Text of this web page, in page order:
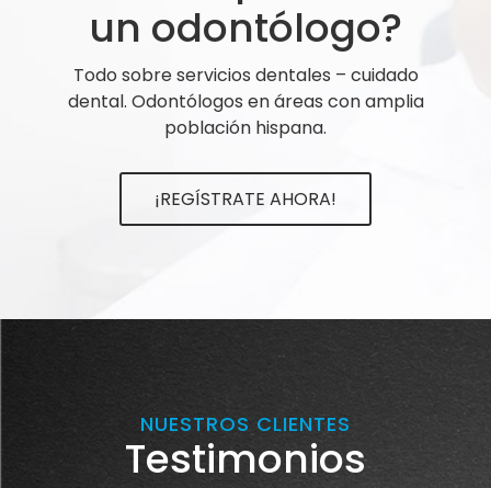
un odontólogo?
Todo sobre servicios dentales – cuidado
dental. Odontólogos en áreas con amplia
población hispana.
¡REGÍSTRATE AHORA!
NUESTROS CLIENTES
Testimonios